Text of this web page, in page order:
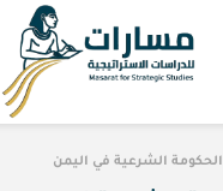
الحكومة الشرعية في اليمن